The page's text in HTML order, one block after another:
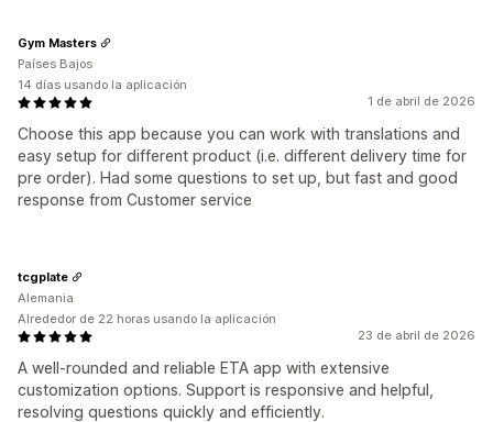
1 de abril de 2026
Choose this app because you can work with translations and
easy setup for different product (i.e. different delivery time for
pre order). Had some questions to set up, but fast and good
response from Customer service
Gym Masters
Países Bajos
14 días usando la aplicación
23 de abril de 2026
A well-rounded and reliable ETA app with extensive
customization options. Support is responsive and helpful,
resolving questions quickly and efficiently.
tcgplate
Alemania
Alrededor de 22 horas usando la aplicación